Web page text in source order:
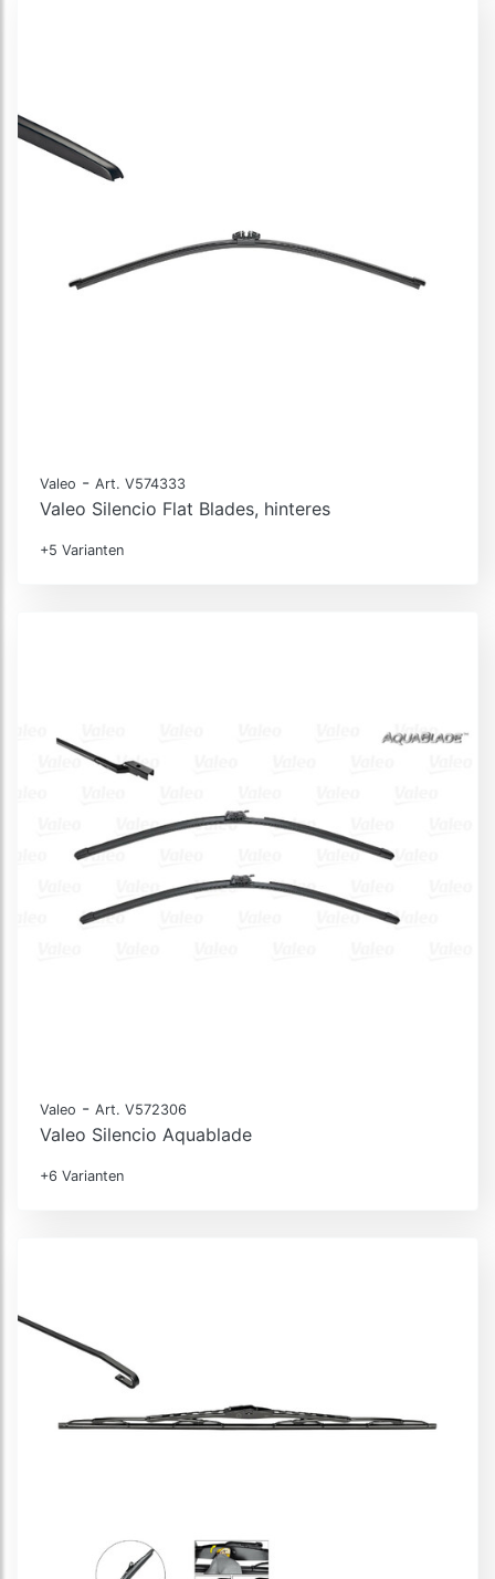
Valeo - Art. V574333
Valeo Silencio Flat Blades, hinteres
+5 Varianten
Valeo - Art. V572306
Valeo Silencio Aquablade
+6 Varianten